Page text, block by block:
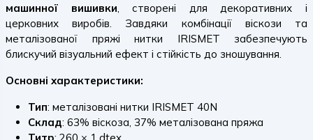
машинної вишивки, створені для декоративних і
церковних виробів. Завдяки комбінації віскози та
металізованої пряжі нитки IRISMET забезпечують
блискучий візуальний ефект і стійкість до зношування.
Основні характеристики:
Тип: металізовані нитки IRISMET 40N
Склад: 63% віскоза, 37% металізована пряжа